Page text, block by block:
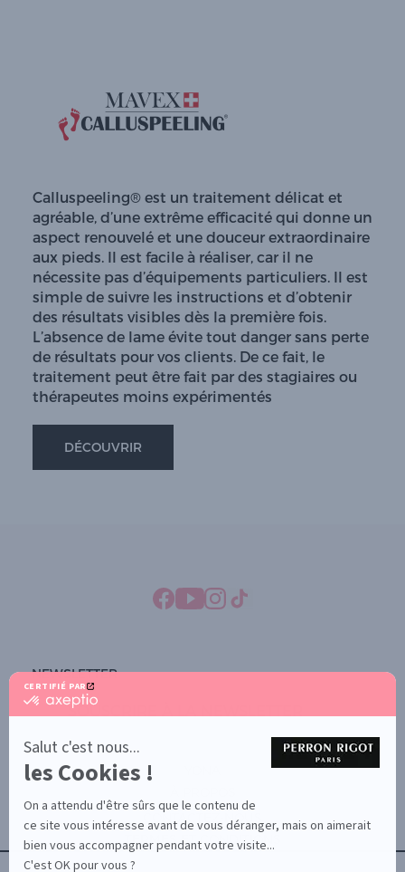
CERTIFIÉ PAR
certifié
En
savoir
plus
sur
Axeptio
Salut c'est nous...
les Cookies !
On a attendu d'être sûrs que le contenu de
ce site vous intéresse avant de vous déranger, mais on aimerait
bien vous accompagner pendant votre visite...
C'est OK pour vous ?
Calluspeeling® est un traitement délicat et
agréable, d’une extrême efficacité qui donne un
aspect renouvelé et une douceur extraordinaire
aux pieds. Il est facile à réaliser, car il ne
nécessite pas d’équipements particuliers. Il est
simple de suivre les instructions et d’obtenir
des résultats visibles dès la première fois.
L’absence de lame évite tout danger sans perte
de résultats pour vos clients. De ce fait, le
traitement peut être fait par des stagiaires ou
thérapeutes moins expérimentés
DÉCOUVRIR
NEWSLETTER
SOUSCRIRE À LA NEWSLETTER
CONTACTEZ-NOUS
TERMES ET CONDITIONS